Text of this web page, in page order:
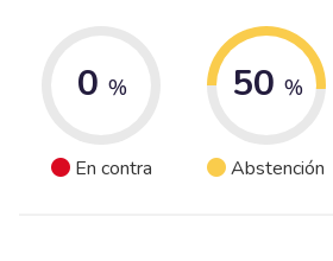
0 %
En contra
50 %
Abstención